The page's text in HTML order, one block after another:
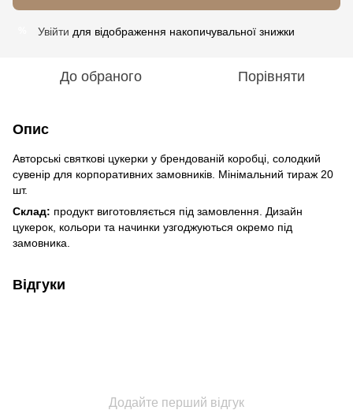
Увійти для відображення накопичувальної знижки
До обраного Порівняти
Опис
Авторські святкові цукерки у брендованій коробці, солодкий
сувенір для корпоративних замовників. Мінімальний тираж 20
шт.
Склад: продукт виготовляється під замовлення. Дизайн
цукерок, кольори та начинки узгоджуються окремо під
замовника.
Відгуки
Додайте перший відгук